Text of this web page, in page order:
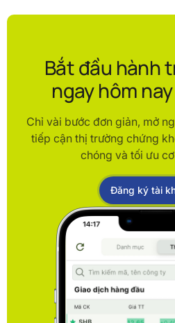
Bắt đầu hành
ngay hôm
Chỉ vài bước đơn giản, mở
tiếp cận thị trường chứng
chóng và tối ưu
Đăng ký tài